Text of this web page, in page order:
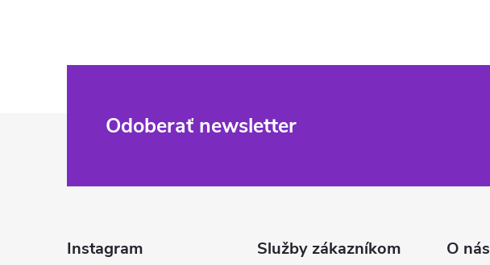
Odoberať newsletter
Instagram Služby zákazníkom O nás